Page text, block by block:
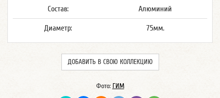
Состав: Алюминий
Диаметр: 75мм.
ДОБАВИТЬ В СВОЮ КОЛЛЕКЦИЮ
Фото: ГИМ